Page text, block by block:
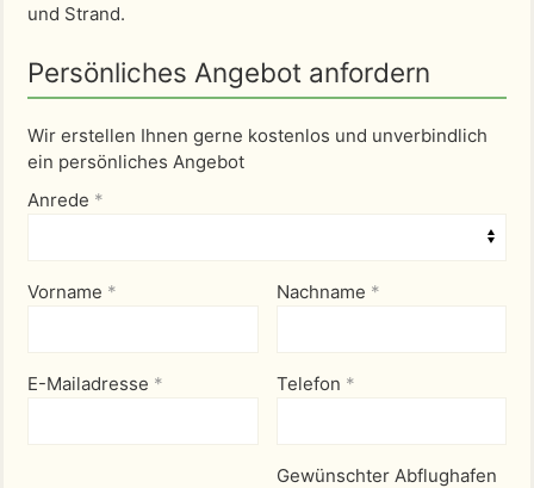
und Strand.
Persönliches Angebot anfordern
Wir erstellen Ihnen gerne kostenlos und unverbindlich
ein persönliches Angebot
Anrede *
Vorname * Nachname *
E-Mailadresse * Telefon *
Gewünschter Abflughafen